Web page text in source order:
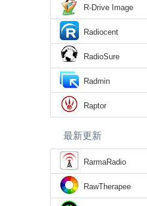
R-Drive Image
Radiocent
RadioSure
Radmin
Raptor
最新更新
RarmaRadio
RawTherapee